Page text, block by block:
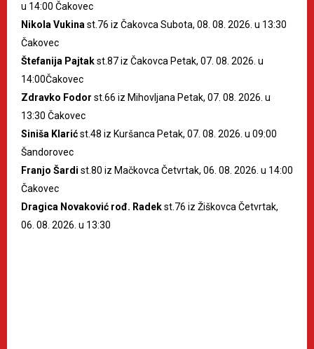
u 14:00 Čakovec
Nikola Vukina st.76 iz Čakovca Subota, 08. 08. 2026. u 13:30
Čakovec
Štefanija Pajtakst.87 iz Čakovca Petak, 07. 08. 2026. u
14:00Čakovec
Zdravko Fodor st.66 iz Mihovljana Petak, 07. 08. 2026. u
13:30 Čakovec
Siniša Klarićst.48 iz Kuršanca Petak, 07. 08. 2026. u 09:00
Šandorovec
Franjo Šardi st.80 iz Mačkovca Četvrtak, 06. 08. 2026. u 14:00
Čakovec
Dragica Novaković rođ. Radekst.76 iz Žiškovca Četvrtak,
06. 08. 2026. u 13:30